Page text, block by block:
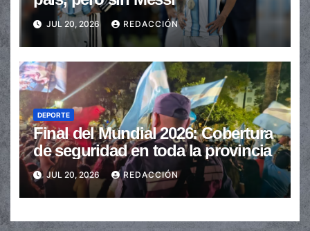
JUL 20, 2026 REDACCIÓN
DEPORTE
Final del Mundial 2026: Cobertura
de seguridad en toda la provincia
JUL 20, 2026 REDACCIÓN